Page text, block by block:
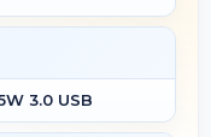
3.0 USB